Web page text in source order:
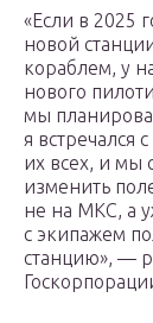
«Если в 2025
новой
кораблем, у
нового
мы
я встречался
их всех, и мы
изменить
не на МКС, а
с экипажем
станцию», —